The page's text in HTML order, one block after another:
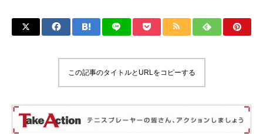
この記事のタイトルとURLをコピーする